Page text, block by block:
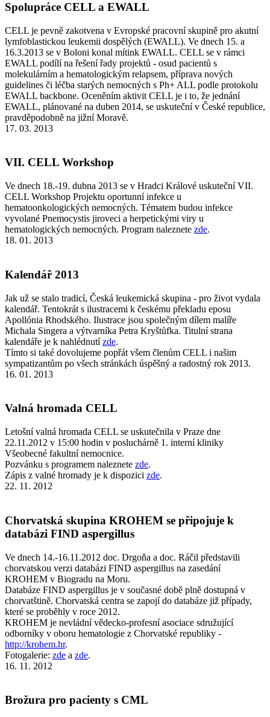
Spolupráce CELL a EWALL
CELL je pevně zakotvena v Evropské pracovní skupině pro akutní
lymfoblastickou leukemii dospělých (EWALL). Ve dnech 15. a
16.3.2013 se v Boloni konal mítink EWALL. CELL se v rámci
EWALL podílí na řešení řady projektů - osud pacientů s
molekulárním a hematologickým relapsem, příprava nových
guidelines či léčba starých nemocných s Ph+ ALL podle protokolu
EWALL backbone. Oceněním aktivit CELL je i to, že jednání
EWALL, plánované na duben 2014, se uskuteční v České republice,
pravděpodobně na jižní Moravě.
17. 03. 2013
VII. CELL Workshop
Ve dnech 18.-19. dubna 2013 se v Hradci Králové uskuteční VII.
CELL Workshop Projektu oportunní infekce u
hematoonkologických nemocných. Tématem budou infekce
vyvolané Pnemocystis jiroveci a herpetickými viry u
hematologických nemocných. Program naleznete zde.
18. 01. 2013
Kalendář 2013
Jak už se stalo tradicí, Česká leukemická skupina - pro život vydala
kalendář. Tentokrát s ilustracemi k českému překladu eposu
Apollónia Rhodského. Ilustrace jsou společným dílem malíře
Michala Singera a výtvarníka Petra Kryštůfka. Titulní strana
kalendáře je k nahlédnutízde.
Tímto si také dovolujeme popřát všem členům CELL i našim
sympatizantům po všech stránkách úspěšný a radostný rok 2013.
16. 01. 2013
Valná hromada CELL
Letošní valná hromada CELL se uskutečnila v Praze dne
22.11.2012 v 15:00 hodin v posluchárně 1. interní kliniky
Všeobecné fakultní nemocnice.
Pozvánku s programem naleznete zde.
Zápis z valné hromady je k dispozici zde.
22. 11. 2012
Chorvatská skupina KROHEM se připojuje k
databázi FIND aspergillus
Ve dnech 14.-16.11.2012 doc. Drgoňa a doc. Ráčil představili
chorvatskou verzi databázi FIND aspergillus na zasedání
KROHEM v Biogradu na Moru.
Databáze FIND aspergillus je v současné době plně dostupná v
chorvatštině. Chorvatská centra se zapojí do databáze již případy,
které se proběhly v roce 2012.
KROHEM je nevládní vědecko-profesní asociace sdružující
odborníky v oboru hematologie z Chorvatské republiky -
http://krohem.hr.
Fotogalerie: zde a zde.
16. 11. 2012
Brožura pro pacienty s CML